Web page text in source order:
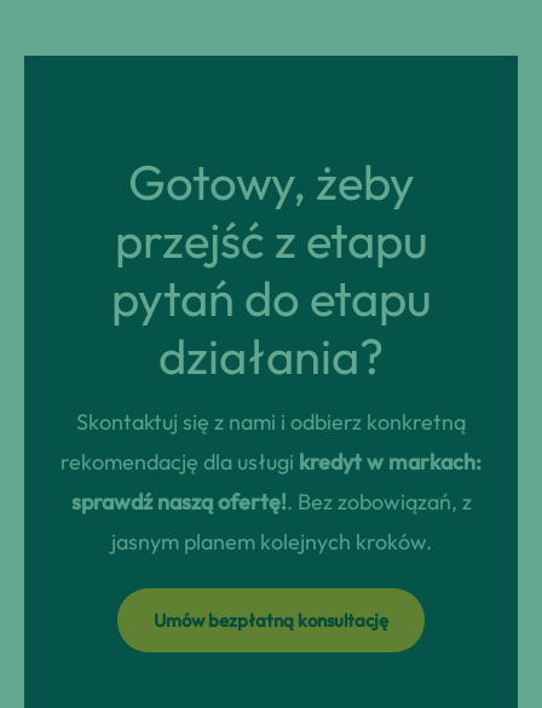
Gotowy, żeby
przejść z etapu
pytań do etapu
działania?
Skontaktuj się z nami i odbierz konkretną
rekomendację dla usługi kredyt w markach:
sprawdź naszą ofertę!. Bez zobowiązań, z
jasnym planem kolejnych kroków.
Umów bezpłatną konsultację